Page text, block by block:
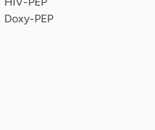
Doxy-PEP